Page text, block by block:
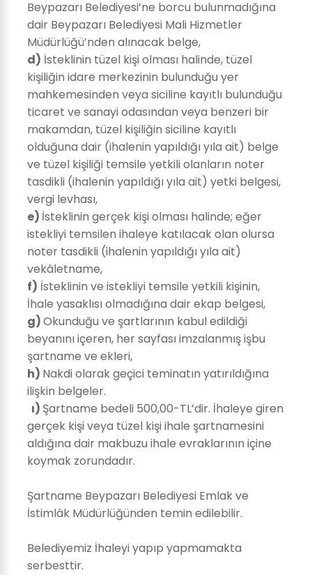
Beypazarı Belediyesi’ne borcu bulunmadığına
dair Beypazarı Belediyesi Mali Hizmetler
Müdürlüğü’nden alınacak belge,
d) İsteklinin tüzel kişi olması halinde, tüzel
kişiliğin idare merkezinin bulunduğu yer
mahkemesinden veya siciline kayıtlı bulunduğu
ticaret ve sanayi odasından veya benzeri bir
makamdan, tüzel kişiliğin siciline kayıtlı
olduğuna dair (ihalenin yapıldığı yıla ait) belge
ve tüzel kişiliği temsile yetkili olanların noter
tasdikli (ihalenin yapıldığı yıla ait) yetki belgesi,
vergi levhası,
e) İsteklinin gerçek kişi olması halinde; eğer
istekliyi temsilen ihaleye katılacak olan olursa
noter tasdikli (ihalenin yapıldığı yıla ait)
vekâletname,
f) İsteklinin ve istekliyi temsile yetkili kişinin,
İhale yasaklısı olmadığına dair ekap belgesi,
g)Okunduğu ve şartlarının kabul edildiği
beyanını içeren, her sayfası imzalanmış işbu
şartname ve ekleri,
h) Nakdi olarak geçici teminatın yatırıldığına
ilişkin belgeler.
ı) Şartname bedeli 500,00-TL’dir. İhaleye giren
gerçek kişi veya tüzel kişi ihale şartnamesini
aldığına dair makbuzu ihale evraklarının içine
koymak zorundadır.
Şartname Beypazarı Belediyesi Emlak ve
İstimlâk Müdürlüğünden temin edilebilir.
Belediyemiz İhaleyi yapıp yapmamakta
serbesttir.